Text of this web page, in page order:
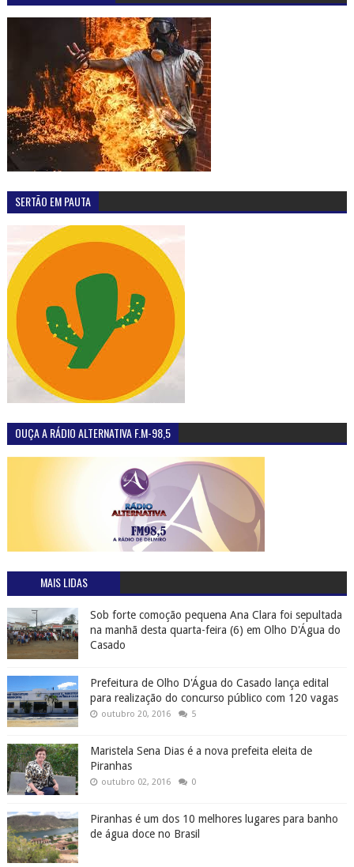
SERTÃO EM PAUTA
OUÇA A RÁDIO ALTERNATIVA F.M-98,5
MAIS LIDAS
Sob forte comoção pequena Ana Clara foi sepultada
na manhã desta quarta-feira (6) em Olho D'Água do
Casado
Prefeitura de Olho D'Água do Casado lança edital
para realização do concurso público com 120 vagas
outubro 20, 2016 5
Maristela Sena Dias é a nova prefeita eleita de
Piranhas
outubro 02, 2016 0
Piranhas é um dos 10 melhores lugares para banho
de água doce no Brasil